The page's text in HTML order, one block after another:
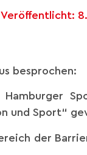
Veröffentlicht:
besprochen:
und Sport“
der